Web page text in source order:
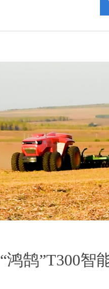
“鸿鹄”T300智